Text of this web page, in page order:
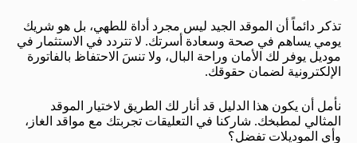
تذكر دائماً أن الموقد الجيد ليس مجرد أداة للطهي، بل هو شريك
يومي يساهم في صحة وسعادة أسرتك. لا تتردد في الاستثمار في
موديل يوفر لك الأمان وراحة البال، ولا تنسَ الاحتفاظ بالفاتورة
الإلكترونية لضمان حقوقك.
نأمل أن يكون هذا الدليل قد أنار لك الطريق لاختيار الموقد
المثالي لمطبخك. شاركنا في التعليقات تجربتك مع مواقد الغاز،
وأي الموديلات تفضل؟